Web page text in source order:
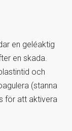
en geléaktig
en skada.
och
(stanna
för att aktivera